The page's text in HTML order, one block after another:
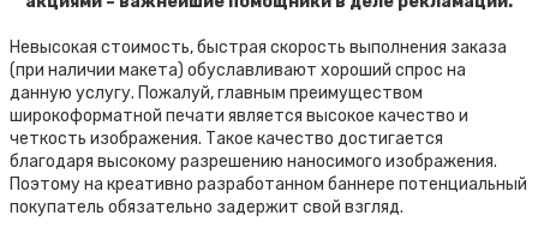
Невысокая стоимость, быстрая скорость выполнения заказа
(при наличии макета) обуславливают хороший спрос на
данную услугу. Пожалуй, главным преимуществом
широкоформатной печати является высокое качество и
четкость изображения. Такое качество достигается
благодаря высокому разрешению наносимого изображения.
Поэтому на креативно разработанном баннере потенциальный
покупатель обязательно задержит свой взгляд.